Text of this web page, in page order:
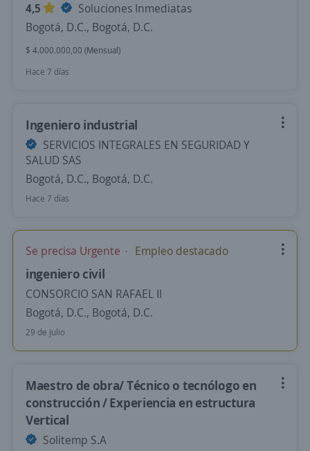
4,5
Soluciones Inmediatas
Bogotá, D.C., Bogotá, D.C.
$ 4.000.000,00 (Mensual)
Hace 7 días
Ingeniero industrial
SERVICIOS INTEGRALES EN SEGURIDAD Y
SALUD SAS
Bogotá, D.C., Bogotá, D.C.
Hace 7 días
Se precisa Urgente Empleo destacado
ingeniero civil
CONSORCIO SAN RAFAEL II
Bogotá, D.C., Bogotá, D.C.
29 de julio
Maestro de obra/ Técnico o tecnólogo en
construcción / Experiencia en estructura
Vertical
Solitemp S.A